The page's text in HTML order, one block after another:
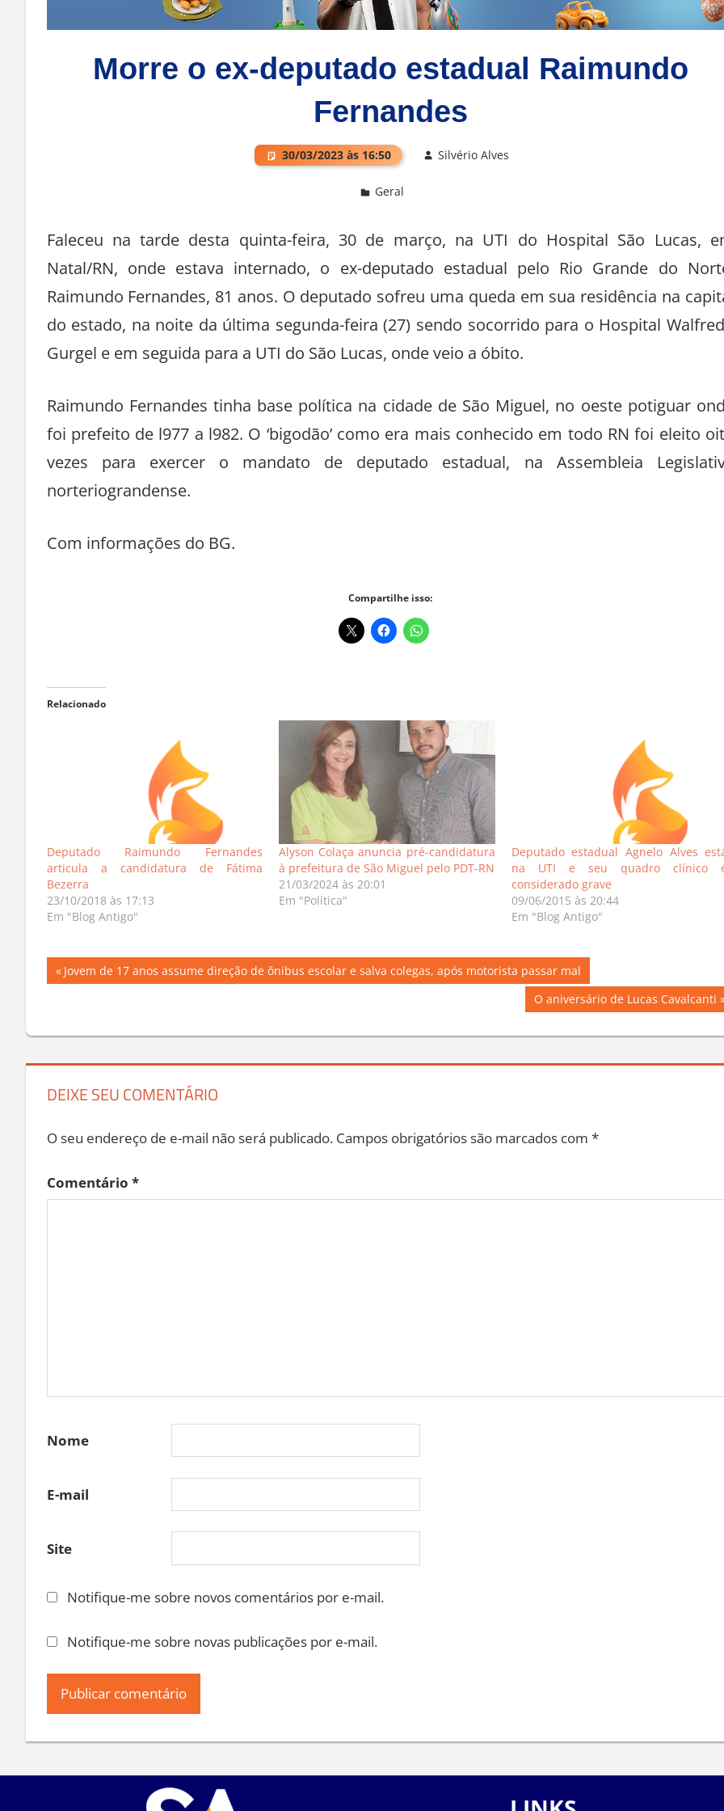
Morre o ex-deputado estadual Raimundo
Fernandes
30/03/2023 às 16:50 Silvério Alves
Geral
Faleceu na tarde desta quinta-feira, 30 de março, na UTI do Hospital São Lucas,
Natal/RN, onde estava internado, o ex-deputado estadual pelo Rio Grande do
Raimundo Fernandes, 81 anos. O deputado sofreu uma queda em sua residência na
do estado, na noite da última segunda-feira (27) sendo socorrido para o Hospital
Gurgel e em seguida para a UTI do São Lucas, onde veio a óbito.
Raimundo Fernandes tinha base política na cidade de São Miguel, no oeste potiguar
foi prefeito de l977 a l982. O ‘bigodão’ como era mais conhecido em todo RN foi eleito
vezes para exercer o mandato de deputado estadual, na Assembleia
norteriograndense.
Com informações do BG.
Compartilhe isso:
Relacionado
Deputado Raimundo Fernandes
articula a candidatura de Fátima
Bezerra
23/10/2018 às 17:13
Em "Blog Antigo"
Alyson Colaça anuncia pré-candidatura
à prefeitura de São Miguel pelo PDT-RN
21/03/2024 às 20:01
Em "Política"
Deputado estadual Agnelo Alves
na UTI e seu quadro clínico
considerado grave
09/06/2015 às 20:44
Em "Blog Antigo"
Navegação
Post
Previous
Post:
Jovem de 17 anos assume direção de ônibus escolar e salva colegas, após motorista passar mal
Next
Post:
O aniversário de Lucas Cavalcanti
DEIXE SEU COMENTÁRIO
O seu endereço de e-mail não será publicado. Campos obrigatórios são marcados com *
Comentário *
Nome
E-mail
Site
Notifique-me sobre novos comentários por e-mail.
Notifique-me sobre novas publicações por e-mail.